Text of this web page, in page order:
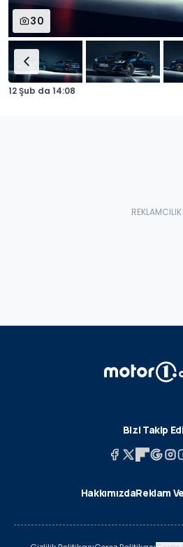
30
12 Şub da 14:08
Bizi Takip
HakkımızdaReklam